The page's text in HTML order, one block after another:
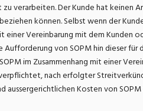
verarbeiten. Der Kunde hat keinen
können. Selbst wenn der
Vereinbarung mit dem Kunden
von SOPM hin dieser
im Zusammenhang mit einer
nach erfolgter
Kosten von SOPM